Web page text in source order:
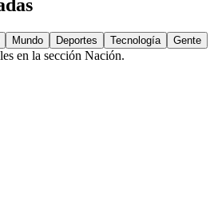
Mundo Deportes Tecnología Gente
en la sección Nación.